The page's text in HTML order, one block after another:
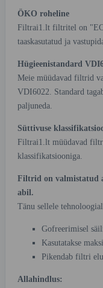
ÖKO roheline
Filtrai1.lt filtritel on
taaskasutatud ja
Hügieenistandard
Meie müüdavad filtrid
VDI6022. Standard
paljuneda.
Süttivuse
Filtrai1.lt müüdavad
klassifikatsiooniga.
Filtrid on valmistatud
abil.
Tänu sellele
Gofreerimisel
Kasutatakse
Pikendab filtri
Allahindlus: